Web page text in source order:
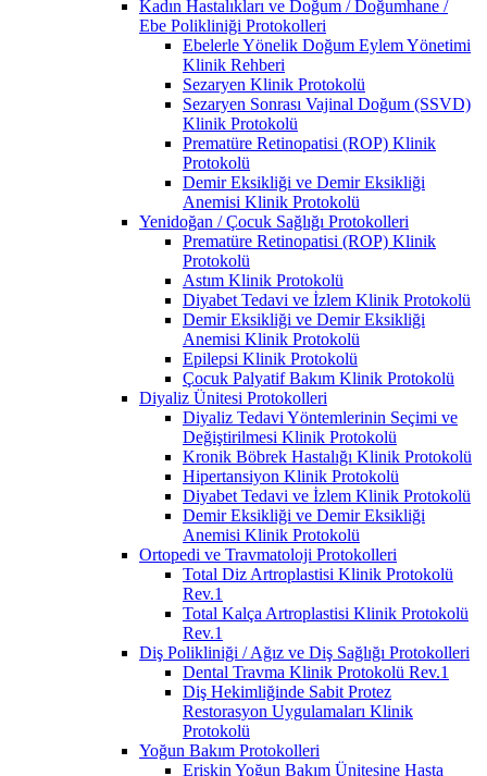
Kadın Hastalıkları ve Doğum / Doğumhane /
Ebe Polikliniği Protokolleri
Ebelerle Yönelik Doğum Eylem Yönetimi
Klinik Rehberi
Sezaryen Klinik Protokolü
Sezaryen Sonrası Vajinal Doğum (SSVD)
Klinik Protokolü
Prematüre Retinopatisi (ROP) Klinik
Protokolü
Demir Eksikliği ve Demir Eksikliği
Anemisi Klinik Protokolü
Yenidoğan / Çocuk Sağlığı Protokolleri
Prematüre Retinopatisi (ROP) Klinik
Protokolü
Astım Klinik Protokolü
Diyabet Tedavi ve İzlem Klinik Protokolü
Demir Eksikliği ve Demir Eksikliği
Anemisi Klinik Protokolü
Epilepsi Klinik Protokolü
Çocuk Palyatif Bakım Klinik Protokolü
Diyaliz Ünitesi Protokolleri
Diyaliz Tedavi Yöntemlerinin Seçimi ve
Değiştirilmesi Klinik Protokolü
Kronik Böbrek Hastalığı Klinik Protokolü
Hipertansiyon Klinik Protokolü
Diyabet Tedavi ve İzlem Klinik Protokolü
Demir Eksikliği ve Demir Eksikliği
Anemisi Klinik Protokolü
Ortopedi ve Travmatoloji Protokolleri
Total Diz Artroplastisi Klinik Protokolü
Rev.1
Total Kalça Artroplastisi Klinik Protokolü
Rev.1
Diş Polikliniği / Ağız ve Diş Sağlığı Protokolleri
Dental Travma Klinik Protokolü Rev.1
Diş Hekimliğinde Sabit Protez
Restorasyon Uygulamaları Klinik
Protokolü
Yoğun Bakım Protokolleri
Erişkin Yoğun Bakım Ünitesine Hasta